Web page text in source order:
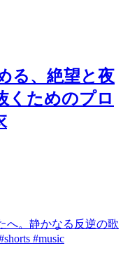
る、絶望と夜
くためのプロ
へ。静かなる反逆の歌
#music